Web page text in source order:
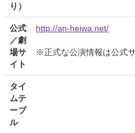
り）
公式
／劇
場サ
イト
http://an-heiwa.net/
※正式な公演情報は公式
タイ
ムテ
ーブ
ル